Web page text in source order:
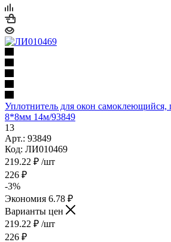
Уплотнитель для окон самоклеющийся,
8*8мм 14м/93849
13
Арт.: 93849
Код: ЛИ010469
219.22 ₽ /шт
226 ₽
-3%
Экономия 6.78 ₽
Варианты цен
219.22 ₽ /шт
226 ₽